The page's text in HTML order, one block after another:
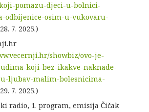
pomazu-djeci-u-bolnici-
odbijenice-osim-u-vukovaru-
7. 2025.)
showbiz/ovo-je-
koji-bez-ikakve-naknade-
ljubav-malim-bolesnicima-
7. 2025.)
radio, 1. program, emisija Čičak